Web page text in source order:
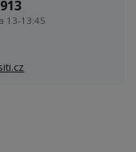
13-13:45